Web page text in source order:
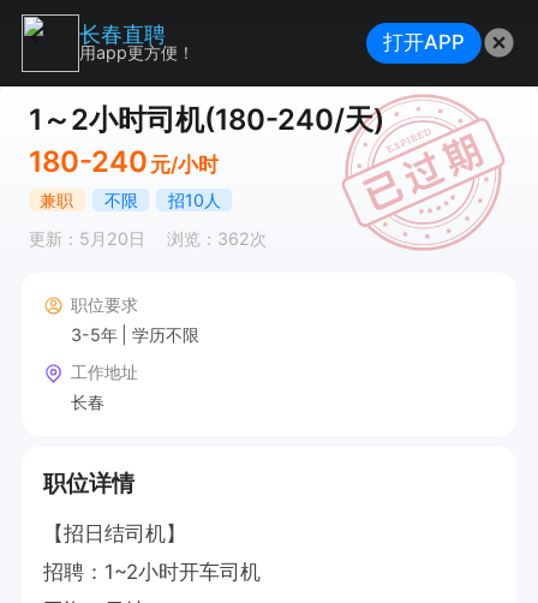
1～2小时司机(180-240/天)
180-240 元/小时
兼职 不限
招10人
更新：5月20日
浏览：362次
职位要求
3-5年
学历不限
工作地址
长春
职位详情
【招日结司机】
招聘：1~2小时开车司机
长春直聘
用app更方便！ 打开APP